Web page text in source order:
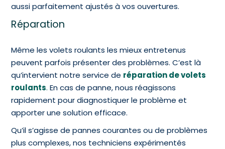
aussi parfaitement ajustés à vos ouvertures.
Réparation
Même les volets roulants les mieux entretenus
peuvent parfois présenter des problèmes. C’est là
qu’intervient notre service de réparation de volets
roulants.En cas de panne, nous réagissons
rapidement pour diagnostiquer le problème et
apporter une solution efficace.
Qu’il s’agisse de pannes courantes ou de problèmes
plus complexes, nos techniciens expérimentés